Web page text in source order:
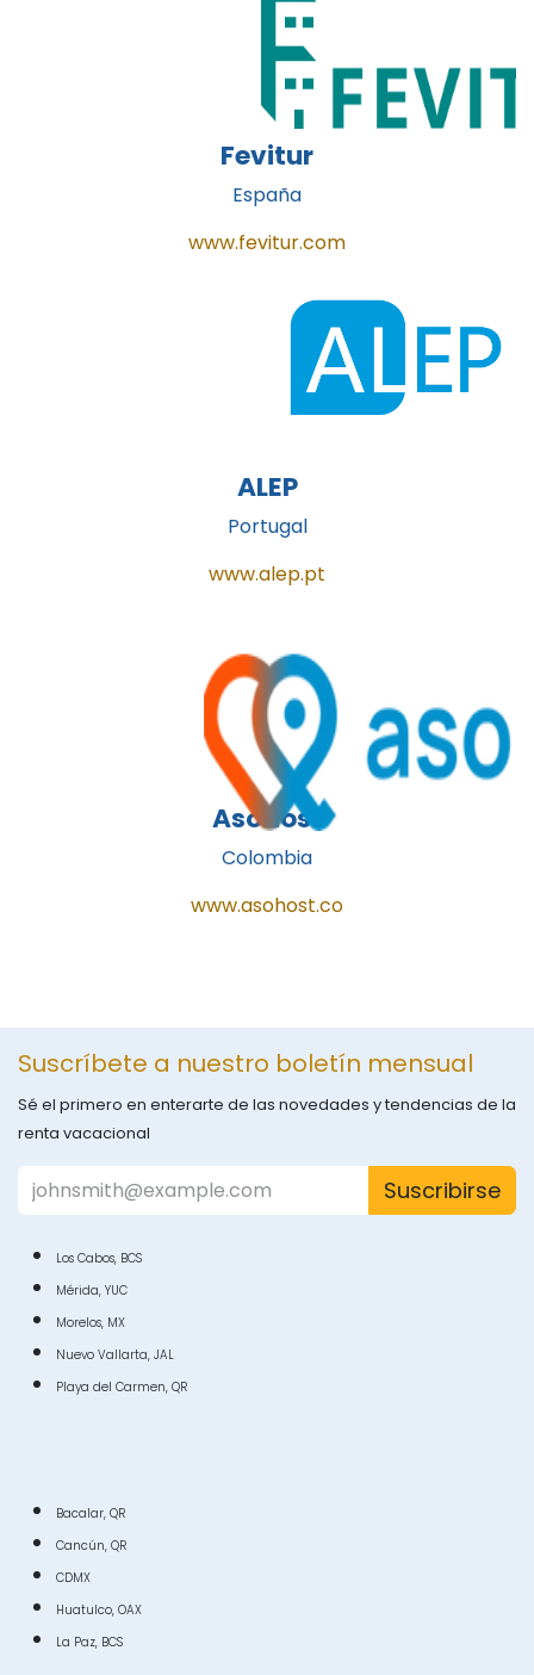
Fevitur
España
www.fevitur.com
ALEP
Portugal
www.alep.pt
AsoHost
Colombia
www.asohost.co
Suscríbete a nuestro boletín mensual
Sé el primero en enterarte de las novedades y tendencias de la
renta vacacional
Suscribirse
Los Cabos, BCS
Mérida, YUC
Morelos, MX
Nuevo Vallarta, JAL
Playa del Carmen, QR
Bacalar, QR
Cancún, QR
CDMX
Huatulco, OAX
La Paz, BCS